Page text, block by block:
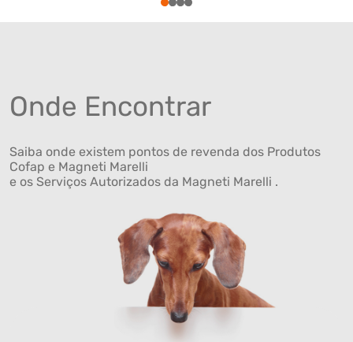
1234
Onde Encontrar
Saiba onde existem pontos de revenda dos Produtos
Cofap e Magneti Marelli
e os Serviços Autorizados da Magneti Marelli .